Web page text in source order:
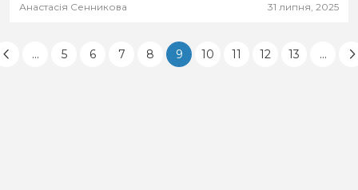
Анастасія Сенникова
31 липня, 2025
... 5 6 7 8 9 10 11 12 13 ...